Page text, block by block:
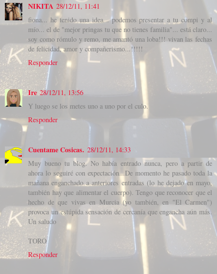
NIKITA 28/12/11, 11:41
fiona... he tenido una idea... podemos presentar a tu compi y al
mío... el de "mejor pringas tu que no tienes familia"... está claro...
soy como rómulo y remo, me amantó una loba!!! vivan las fechas
de felicidad, amor y compañerismo...!!!!!
Responder
Ire 28/12/11, 13:56
Y luego se los metes uno a uno por el culo.
Responder
Cuentame Cosicas. 28/12/11, 14:33
Muy bueno tu blog. No había entrado nunca, pero a partir de
ahora lo seguiré con expectación...De momento he pasado toda la
mañana enganchado a anteriores entradas (lo he dejado en mayo,
también hay que alimentar el cuerpo). Tengo que reconocer que el
hecho de que vivas en Murcia (yo también, en "El Carmen")
provoca un estúpida sensación de cercanía que engancha aún más.
Un saludo
TORO
Responder